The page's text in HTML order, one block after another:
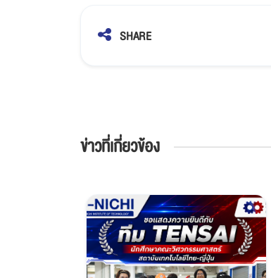
SHARE
ข่าวที่เกี่ยวข้อง